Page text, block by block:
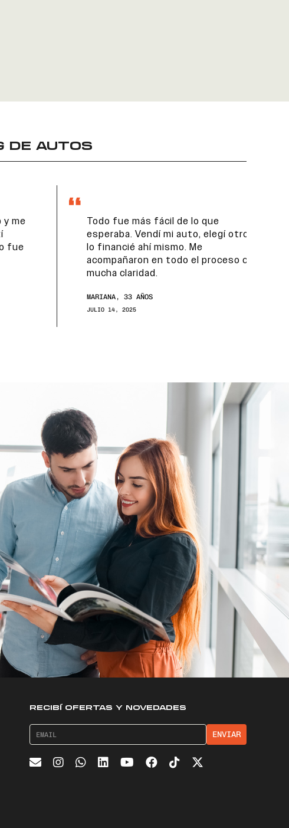
DE AUTOS
Todo fue más fácil de lo que
esperaba. Vendí mi auto, elegí otro y
lo financié ahí mismo. Me
acompañaron en todo el proceso con
mucha claridad.
MARIANA, 33 AÑOS
JULIO 14, 2025
RECIBÍ OFERTAS Y NOVEDADES